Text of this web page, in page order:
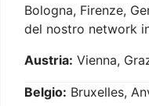
Bologna, Firenze,
del nostro network
Austria: Vienna,
Belgio: Bruxelles,